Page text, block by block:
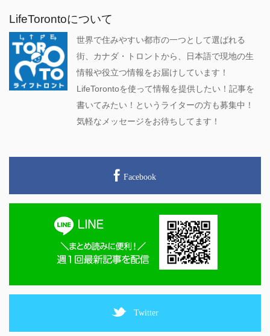
LifeTorontoについて
世界で住みやすい都市の一つとして選ばれる
街、カナダ・トロントから、日本語で現地の生
情報や役立つ情報をお届けしています！
LifeTorontoを使って情報を提供したい！記事を
書いてみたい！というライターの方も募集中！
気軽なメッセージをお待ちしてます！
Facebook
Twitter